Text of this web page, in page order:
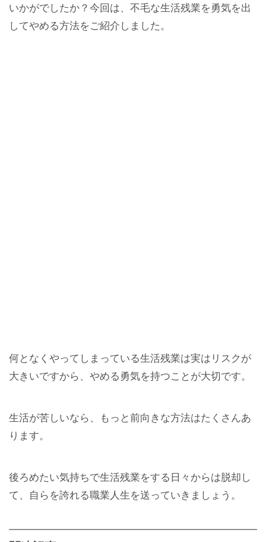
いかがでしたか？今回は、不毛な生活残業を勇気を出
してやめる方法をご紹介しました。
何となくやってしまっている生活残業は実はリスクが
大きいですから、やめる勇気を持つことが大切です。
生活が苦しいなら、もっと前向きな方法はたくさんあ
ります。
後ろめたい気持ちで生活残業をする日々からは脱却し
て、自らを誇れる職業人生を送っていきましょう。